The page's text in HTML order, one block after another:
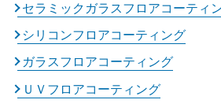
セラミックガラスフロアコーティ
シリコンフロアコーティング
ガラスフロアコーティング
ＵＶフロアコーティング